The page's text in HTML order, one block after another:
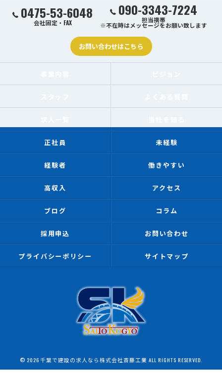
0475-53-6048
会社固定・FAX
090-3343-7224
担当携帯
※不在時はメッセージをお願い致します
お問い合わせはこちら
正社員 未経験
経験者 働きやすい
高収入 アクセス
ブログ コラム
採用申込 お問い合わせ
プライバシーポリシー サイトマップ
© 2026 千葉で建設の求人なら株式会社斎藤工業 ALL RIGHTS RESERVED.